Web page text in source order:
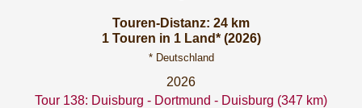
Touren-Distanz: 24 km
1 Touren in 1 Land* (2026)
* Deutschland
2026
Tour 138: Duisburg - Dortmund - Duisburg (347 km)